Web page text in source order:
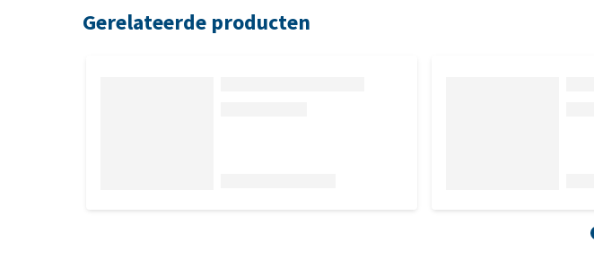
Gerelateerde producten